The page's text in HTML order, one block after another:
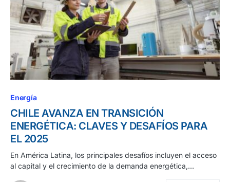
Energía
CHILE AVANZA EN TRANSICIÓN
ENERGÉTICA: CLAVES Y DESAFÍOS PARA
EL 2025
En América Latina, los principales desafíos incluyen el acceso
al capital y el crecimiento de la demanda energética,…